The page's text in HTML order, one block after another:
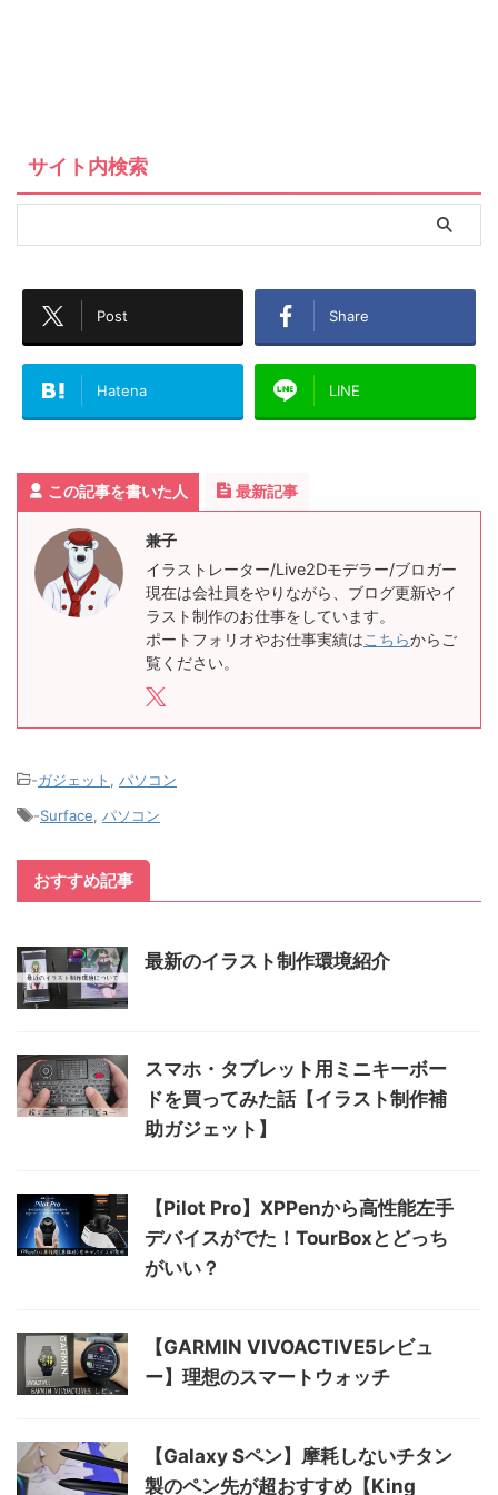
サイト内検索
Post Share
Hatena LINE
この記事を書いた人 最新記事
兼子
イラストレーター/Live2Dモデラー/ブロガー
現在は会社員をやりながら、ブログ更新やイ
ラスト制作のお仕事をしています。
ポートフォリオやお仕事実績はこちらからご
覧ください。
-ガジェット
パソコン
-Surface パソコン
おすすめ記事
最新のイラスト制作環境紹介
スマホ・タブレット用ミニキーボー
ドを買ってみた話【イラスト制作補
助ガジェット】
【Pilot Pro】XPPenから高性能左手
デバイスがでた！TourBoxとどっち
がいい？
【GARMIN VIVOACTIVE5レビュ
ー】理想のスマートウォッチ
【Galaxy Sペン】摩耗しないチタン
製のペン先が超おすすめ【King